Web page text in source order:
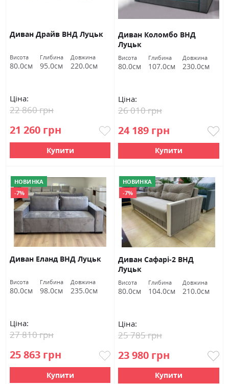
Диван Драйв ВНД Луцьк
Висота
80.0см
Глибина
95.0см
Довжина
220.0см
Ціна:
21 260 грн
22 860 грн
Купити
Диван Коломбо ВНД
Луцьк
Висота
80.0см
Глибина
107.0см
Довжина
230.0см
Ціна:
24 189 грн
26 010 грн
Купити
НОВИНКА
-7%
Диван Еланд ВНД Луцьк
Висота
80.0см
Глибина
98.0см
Довжина
235.0см
Ціна:
25 863 грн
27 810 грн
Купити
НОВИНКА
-7%
Диван Сафарі-2 ВНД
Луцьк
Висота
80.0см
Глибина
104.0см
Довжина
210.0см
Ціна:
23 980 грн
25 785 грн
Купити